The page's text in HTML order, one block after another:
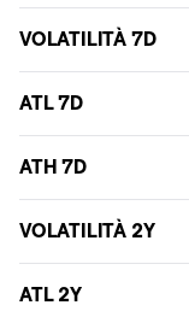
VOLATILITÀ 7D
ATL 7D
ATH 7D
VOLATILITÀ 2Y
ATL 2Y